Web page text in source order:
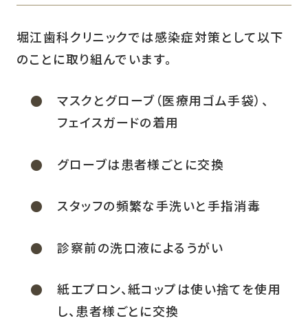
堀江歯科クリニックでは感染症対策として以下
のことに取り組んでいます。
マスクとグローブ（医療用ゴム手袋）、
フェイスガードの着用
グローブは患者様ごとに交換
スタッフの頻繁な手洗いと手指消毒
診察前の洗口液によるうがい
紙エプロン、紙コップは使い捨てを使用
し、患者様ごとに交換